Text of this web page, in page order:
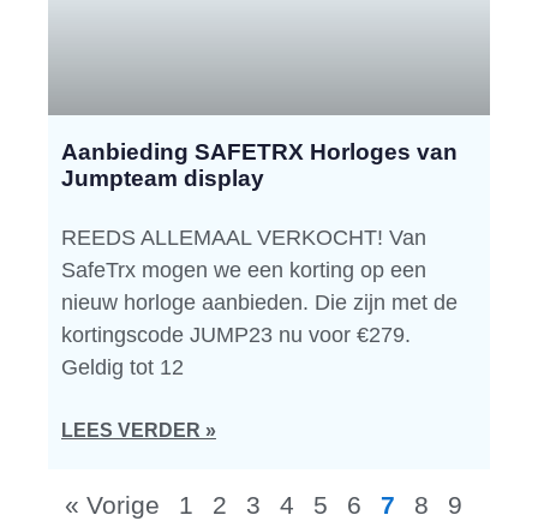
Aanbieding SAFETRX Horloges van
Jumpteam display
REEDS ALLEMAAL VERKOCHT! Van
SafeTrx mogen we een korting op een
nieuw horloge aanbieden. Die zijn met de
kortingscode JUMP23 nu voor €279.
Geldig tot 12
LEES VERDER »
« Vorige 1 2 3 4 5 6 7 8
9